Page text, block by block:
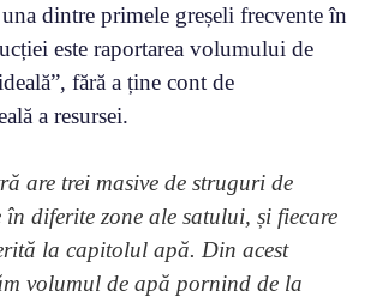
dintre primele greșeli frecvente în
este raportarea volumului de
fără a ține cont de
a resursei.
are trei masive de struguri de
în diferite zone ale satului, și fiecare
la capitolul apă. Din acest
volumul de apă pornind de la